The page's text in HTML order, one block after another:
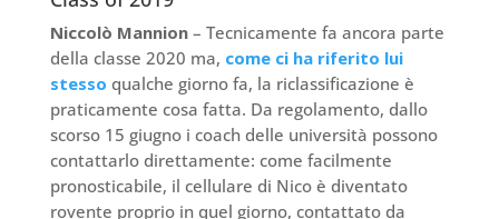
Niccolò Mannion– Tecnicamente fa ancora parte
della classe 2020 ma, come ci ha riferito lui
stesso qualche giorno fa, la riclassificazione è
praticamente cosa fatta. Da regolamento, dallo
scorso 15 giugno i coach delle università possono
contattarlo direttamente: come facilmente
pronosticabile, il cellulare di Nico è diventato
rovente proprio in quel giorno, contattato da